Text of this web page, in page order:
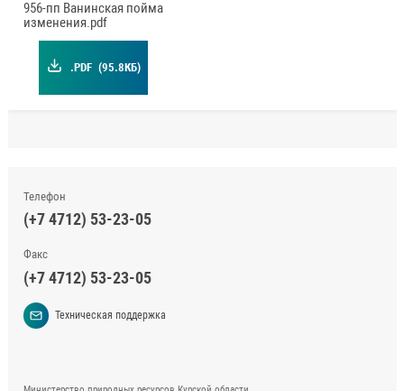
956-пп Ванинская пойма
изменения.pdf
.PDF (95.8КБ)
Телефон
(+7 4712) 53-23-05
Факс
(+7 4712) 53-23-05
Техническая поддержка